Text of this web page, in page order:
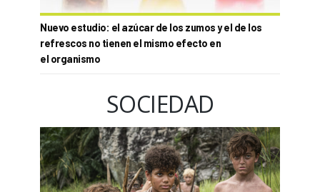
Nuevo estudio: el azúcar de los zumos y el de los
refrescos no tienen el mismo efecto en
el organismo
SOCIEDAD